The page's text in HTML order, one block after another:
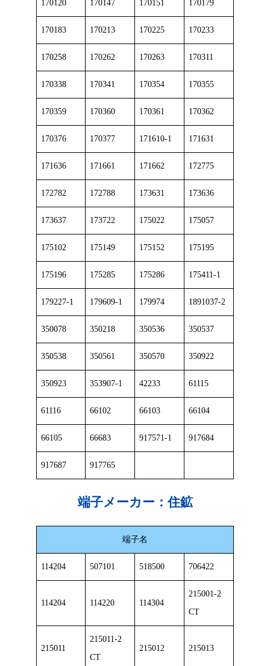
170120 170147 170151 170179
170183 170213 170225 170233
170258 170262 170263 170311
170338 170341 170354 170355
170359 170360 170361 170362
170376 170377 171610-1 171631
171636 171661 171662 172775
172782 172788 173631 173636
173637 173722 175022 175057
175102 175149 175152 175195
175196 175285 175286 175411-1
179227-1 179609-1 179974 1891037-2
350078 350218 350536 350537
350538 350561 350570 350922
350923 353907-1 42233 61115
61116 66102 66103 66104
66105 66683 917571-1 917684
917687 917765
端子メーカー：住鉱
端子名
114204 507101 518500 706422
114204 114220 114304
215001-2
CT
215011
215011-2
CT
215012 215013